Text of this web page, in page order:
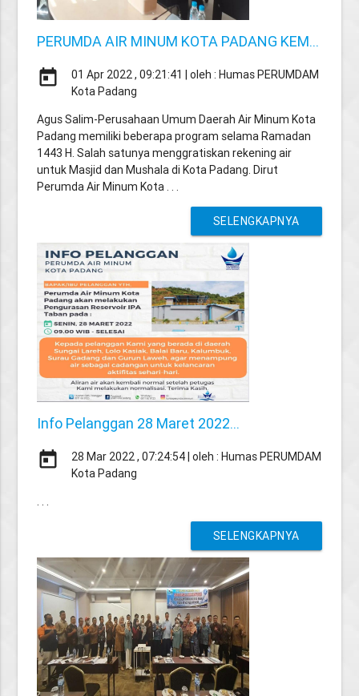
PERUMDA AIR MINUM KOTA PADANG KEM...
today
01 Apr 2022 , 09:21:41 | oleh : Humas PERUMDAM
Kota Padang
Agus Salim-Perusahaan Umum Daerah Air Minum Kota
Padang memiliki beberapa program selama Ramadan
1443 H. Salah satunya menggratiskan rekening air
untuk Masjid dan Mushala di Kota Padang. Dirut
Perumda Air Minum Kota . . .
SELENGKAPNYA
Info Pelanggan 28 Maret 2022...
today
28 Mar 2022 , 07:24:54 | oleh : Humas PERUMDAM
Kota Padang
SELENGKAPNYA